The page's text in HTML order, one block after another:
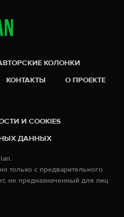
КОЛОНКИ
КОНТАКТЫ
О ПРОЕКТЕ
И COOKIES
ДАННЫХ
только с предварительного
не предназначенный для лиц